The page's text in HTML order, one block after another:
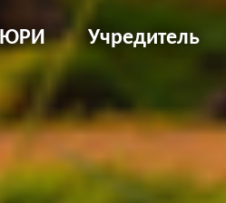
Учредитель